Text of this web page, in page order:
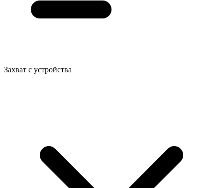
Захват с устройства